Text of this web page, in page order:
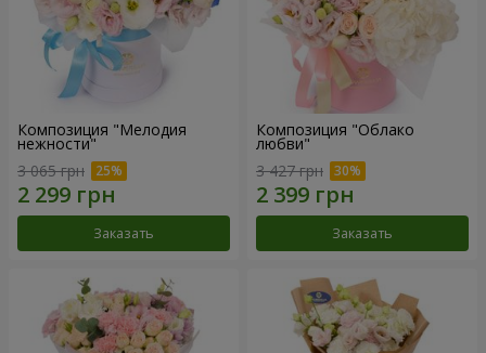
Композиция "Мелодия
нежности"
3 065 грн
Заказать
Композиция "Облако
любви"
3 427 грн
Заказать